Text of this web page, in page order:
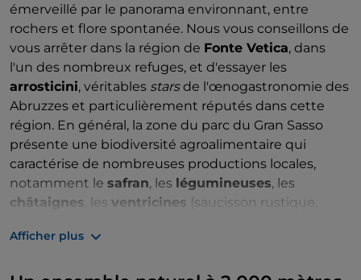
émerveillé par le panorama environnant, entre
rochers et flore spontanée. Nous vous conseillons de
vous arrêter dans la région de Fonte Vetica, dans
l'un des nombreux refuges, et d'essayer les
arrosticini, véritables starsde l'œnogastronomie des
Abruzzes et particulièrement réputés dans cette
région. En général, la zone du parc du Gran Sasso
présente une biodiversité agroalimentaire qui
caractérise de nombreuses productions locales,
notamment le safran, les légumineuses, les
châtaignes , les ventricines (saucisson rustique,
vins appréciés tels que le
Afficher plus